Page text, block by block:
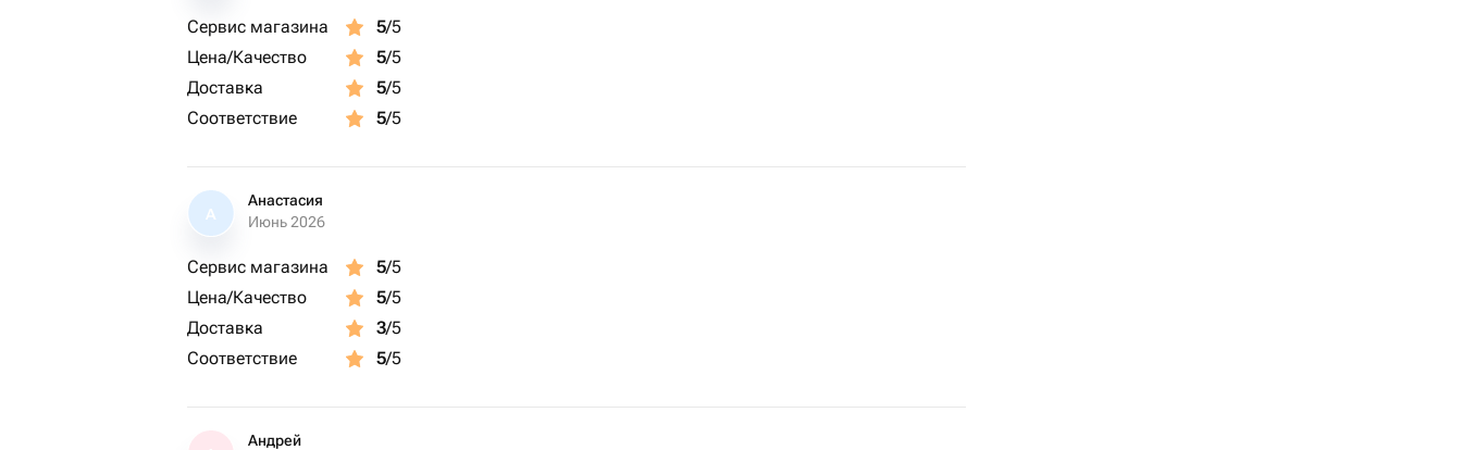
Сервис магазина 5/5
Цена/Качество
5/5
Доставка
5/5
Соответствие
5/5
А
Анастасия
Июнь 2026
Сервис магазина 5/5
Цена/Качество
5/5
Доставка
3/5
Соответствие
5/5
Андрей